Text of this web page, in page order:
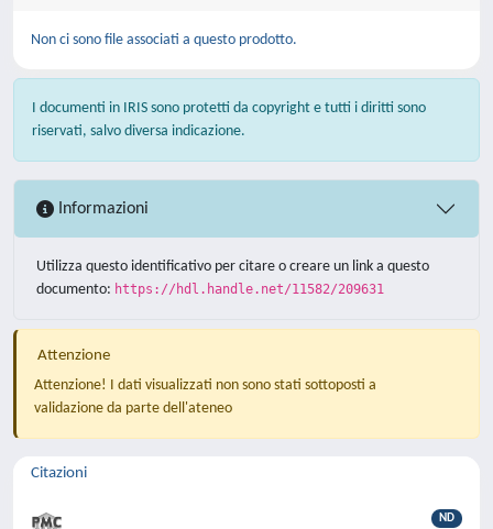
Non ci sono file associati a questo prodotto.
I documenti in IRIS sono protetti da copyright e tutti i diritti sono
riservati, salvo diversa indicazione.
Informazioni
Utilizza questo identificativo per citare o creare un link a questo
documento: https://hdl.handle.net/11582/209631
Attenzione
Attenzione! I dati visualizzati non sono stati sottoposti a
validazione da parte dell'ateneo
Citazioni
ND